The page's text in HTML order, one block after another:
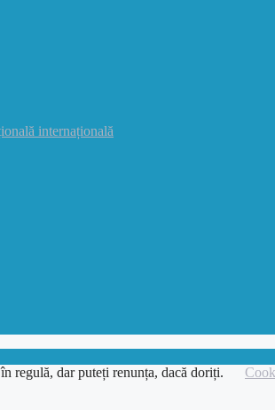
internațională
regulă, dar puteți renunța, dacă doriți.